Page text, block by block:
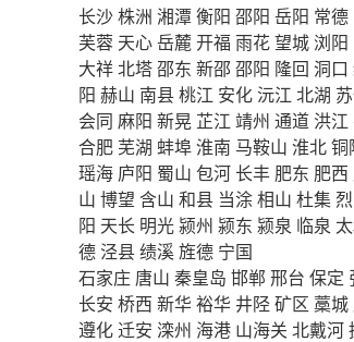
长沙株洲 湘潭衡阳 邵阳 岳阳 常德
芙蓉 天心岳麓开福 雨花望城 浏阳
大祥北塔邵东 新邵邵阳 隆回 洞口
阳 赫山 南县桃江 安化沅江 北湖
会同 麻阳 新晃 芷江 靖州 通道 洪江
合肥 芜湖 蚌埠淮南 马鞍山 淮北铜
瑶海 庐阳 蜀山 包河 长丰 肥东 肥西
山 博望 含山 和县 当涂相山 杜集
阳 天长 明光颍州 颍东 颍泉 临泉
德 泾县绩溪旌德 宁国
石家庄 唐山 秦皇岛 邯郸 邢台 保定
长安 桥西 新华裕华 井陉矿区 藁城
遵化迁安 滦州 海港 山海关 北戴河